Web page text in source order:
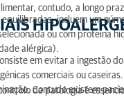
contudo, a longo
incluem um
ou com proteína
alérgica).
em evitar a ingestão
comerciais ou
Contudo existem
da patologia é